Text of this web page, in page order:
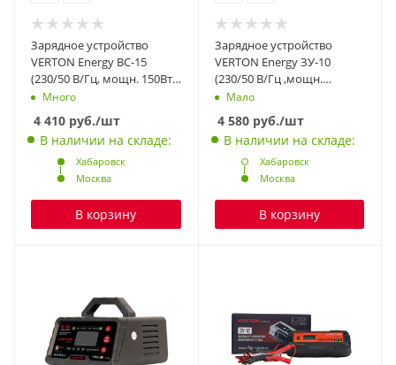
Зарядное устройство
VERTON Energy BC-15
(230/50 В/Гц, мощн. 150Вт,
напряж. аккум.
аккум. 20-120 Ач, заряд. ток
(пик/норма) 10/6 А)
Много
4 410 руб./шт
В наличии на складе:
Хабаровск
Москва
В корзину
Зарядное устройство
VERTON Energy ЗУ-10
(230/50 В/Гц ,мощн.
100Вт,напряж. аккум.
15-100 Ач, зар. ток (пик/
норм) 10/6 А)
Мало
4 580руб./шт
В наличии на складе:
Хабаровск
Москва
В корзину